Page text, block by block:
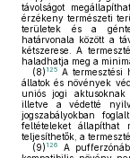
távolságot
érzékeny természeti
területek és a
határvonala között a
kétszerese. A
haladhatja meg a
(8) 125 A termesztési
állatok és növények
uniós jogi aktusoknak
illetve a védetté
jogszabályokban
feltételeket állapíthat
teljesíthetők, a
(9) 126
A